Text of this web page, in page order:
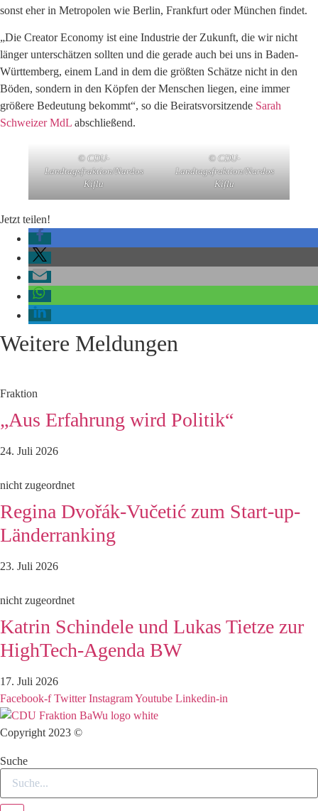
sonst eher in Metropolen wie Berlin, Frankfurt oder München findet.
„Die Creator Economy ist eine Industrie der Zukunft, die wir nicht
länger unterschätzen sollten und die gerade auch bei uns in Baden-
Württemberg, einem Land in dem die größten Schätze nicht in den
Böden, sondern in den Köpfen der Menschen liegen, eine immer
größere Bedeutung bekommt“, so die Beiratsvorsitzende Sarah
Schweizer MdL abschließend.
© CDU-
Landtagsfraktion/Nardos
Kiflu
© CDU-
Landtagsfraktion/Nardos
Kiflu
Jetzt teilen!
Weitere Meldungen
Fraktion
„Aus Erfahrung wird Politik“
24. Juli 2026
nicht zugeordnet
Regina Dvořák-Vučetić zum Start-up-
Länderranking
23. Juli 2026
nicht zugeordnet
Katrin Schindele und Lukas Tietze zur
HighTech-Agenda BW
17. Juli 2026
Facebook-f Twitter InstagramYoutube Linkedin-in
Copyright 2023 ©
Suche